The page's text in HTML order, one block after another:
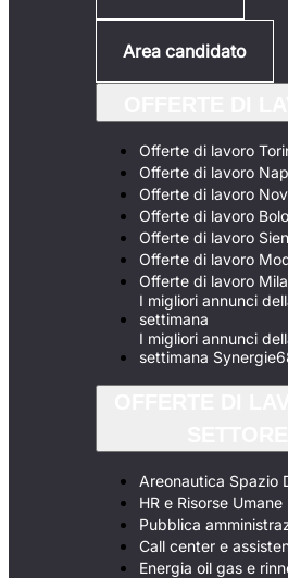
Area candidato
Offerte di lavoro
Offerte di lavoro
Offerte di lavoro
Offerte di lavoro
Offerte di lavoro
Offerte di lavoro
Offerte di lavoro
I migliori annunci
settimana
I migliori annunci
settimana
Areonautica Spazio
HR e Risorse Umane
Pubblica
Call center e
Energia oil gas e